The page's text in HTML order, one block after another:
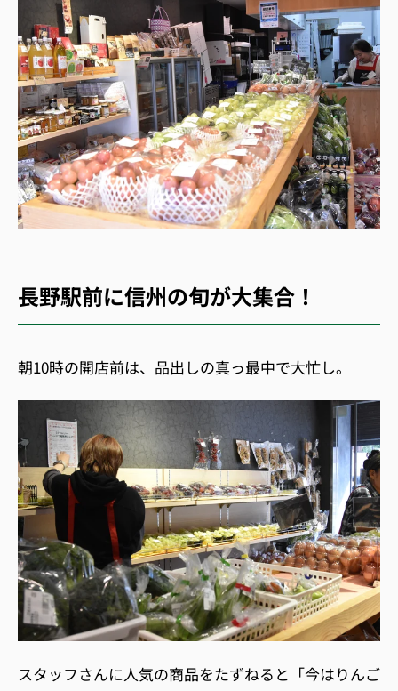
長野駅前に信州の旬が大集合！
朝10時の開店前は、品出しの真っ最中で大忙し。
スタッフさんに人気の商品をたずねると「今はりんご